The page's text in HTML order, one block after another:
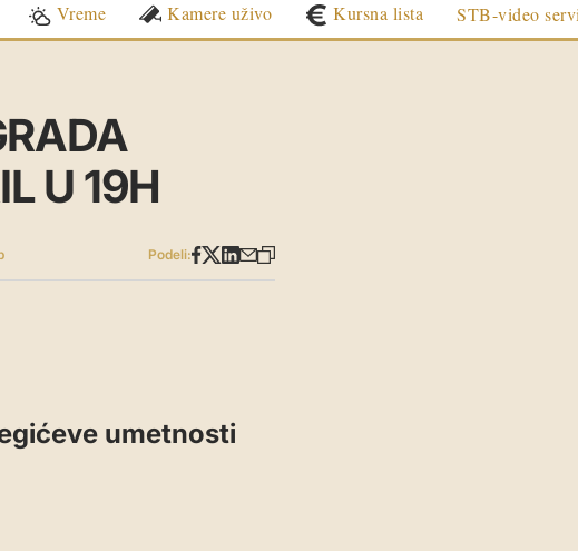
Vreme Kamere uživo Kursna lista STB-video
U 19H
Podeli:
umetnosti